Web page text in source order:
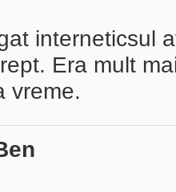
interneticsul
Era mult
vreme.